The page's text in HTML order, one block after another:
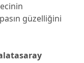
güzelliğini